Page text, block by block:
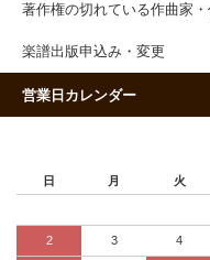
著作権の切れている作曲家
楽譜出版申込み・変更
営業日カレンダー
日 月 火
2 3 4